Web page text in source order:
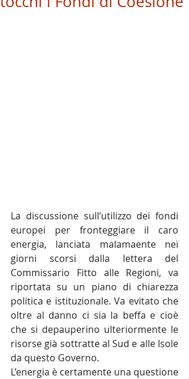
La discussione sull’utilizzo dei fondi
europei per fronteggiare il caro
energia, lanciata malamaente nei
giorni scorsi dalla lettera del
Commissario Fitto alle Regioni, va
riportata su un piano di chiarezza
politica e istituzionale. Va evitato che
oltre al danno ci sia la beffa e cioè
che si depauperino ulteriormente le
risorse già sottratte al Sud e alle Isole
da questo Governo.
L’energia è certamente una questione